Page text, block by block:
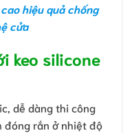
hiệu quả chống
cửa
keo silicone
dễ dàng thi công
đóng rắn ở nhiệt độ